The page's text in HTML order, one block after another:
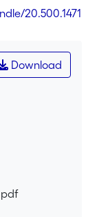
20.500.1471
Download